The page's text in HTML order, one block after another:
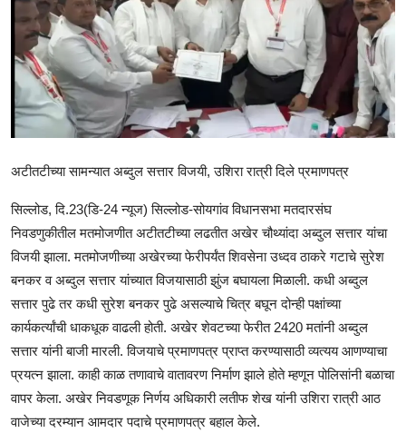
खेळजगत
राजकीय
क्राईम
आर्थिक
अटीतटीच्या सामन्यात अब्दुल सत्तार विजयी, उशिरा रात्री दिले प्रमाणपत्र
सिल्लोड, दि.23(डि-24 न्यूज) सिल्लोड-सोयगांव विधानसभा मतदारसंघ
निवडणुकीतील मतमोजणीत अटीतटीच्या लढतीत अखेर चौथ्यांदा अब्दुल सत्तार यांचा
विजयी झाला. मतमोजणीच्या अखेरच्या फेरीपर्यंत शिवसेना उध्दव ठाकरे गटाचे सुरेश
बनकर व अब्दुल सत्तार यांच्यात विजयासाठी झुंज बघायला मिळाली. कधी अब्दुल
सत्तार पुढे तर कधी सुरेश बनकर पुढे असल्याचे चित्र बघून दोन्ही पक्षांच्या
कार्यकर्त्यांची धाकधूक वाढली होती. अखेर शेवटच्या फेरीत 2420 मतांनी अब्दुल
सत्तार यांनी बाजी मारली. विजयाचे प्रमाणपत्र प्राप्त करण्यासाठी व्यत्यय आणण्याचा
प्रयत्न झाला. काही काळ तणावाचे वातावरण निर्माण झाले होते म्हणून पोलिसांनी बळाचा
वापर केला. अखेर निवडणूक निर्णय अधिकारी लतीफ शेख यांनी उशिरा रात्री आठ
वाजेच्या दरम्यान आमदार पदाचे प्रमाणपत्र बहाल केले.